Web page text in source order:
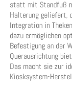
statt mit Standfuß
Halterung geliefert,
Integration in
dazu ermöglichen
Befestigung an der
Querausrichtung
Das macht sie zur
Kiosksystem-